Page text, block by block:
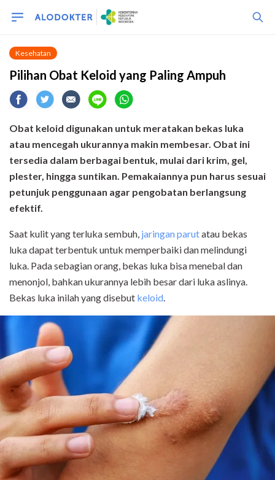
Kesehatan
Pilihan Obat Keloid yang Paling Ampuh
Obat keloid digunakan untuk meratakan bekas luka
atau mencegah ukurannya makin membesar. Obat ini
tersedia dalam berbagai bentuk, mulai dari krim, gel,
plester, hingga suntikan. Pemakaiannya pun harus sesuai
petunjuk penggunaan agar pengobatan berlangsung
efektif.
Saat kulit yang terluka sembuh, jaringan parutatau bekas
luka dapat terbentuk untuk memperbaiki dan melindungi
luka. Pada sebagian orang, bekas luka bisa menebal dan
menonjol, bahkan ukurannya lebih besar dari luka aslinya.
Bekas luka inilah yang disebut keloid.